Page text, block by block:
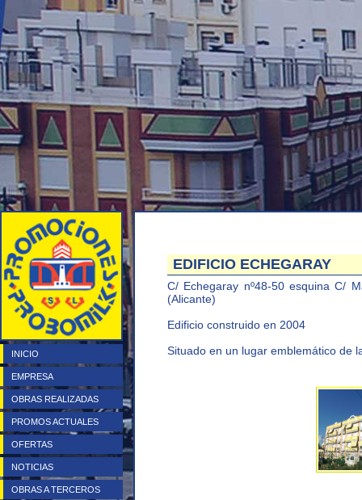
INICIO
EMPRESA
OBRAS REALIZADAS
PROMOS ACTUALES
OFERTAS
NOTICIAS
OBRAS A TERCEROS
EDIFICIO ECHEGARAY
C/ Echegaray nº48-50 esquina C/
(Alicante)
Edificio construido en 2004
Situado en un lugar emblemático de